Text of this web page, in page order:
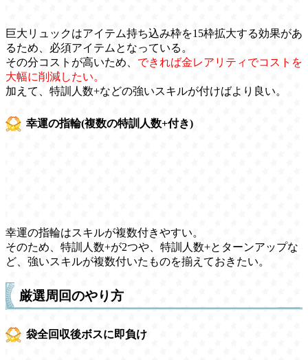
巨大リュックはアイテム持ち込み枠を15枠拡大する効果があ
るため、必須アイテムとなっている。
その分コストが高いため、 できれば金レアリティでコストを
大幅に削減したい。
加えて、特訓人数+などの強いスキルが付けばより良い。
幸運の指輪(複数の特訓人数+付き)
幸運の指輪はスキルが複数付きやすい。
そのため、特訓人数+が2つや、特訓人数+とターンアップな
ど、強いスキルが複数付いたものを揃えておきたい。
厳選周回のやり方
袋全回収後ボスに即負け